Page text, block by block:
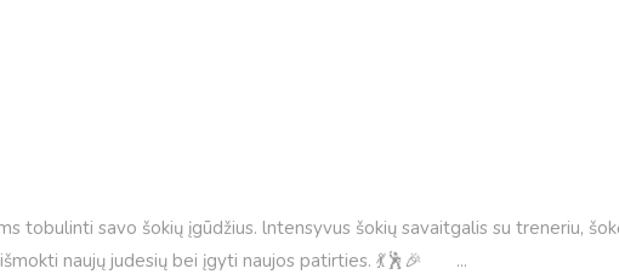
tobulinti savo šokių įgūdžius. lntensyvus šokių savaitgalis su treneriu,
naujų judesių bei įgyti naujos patirties. 💃🕺🎉